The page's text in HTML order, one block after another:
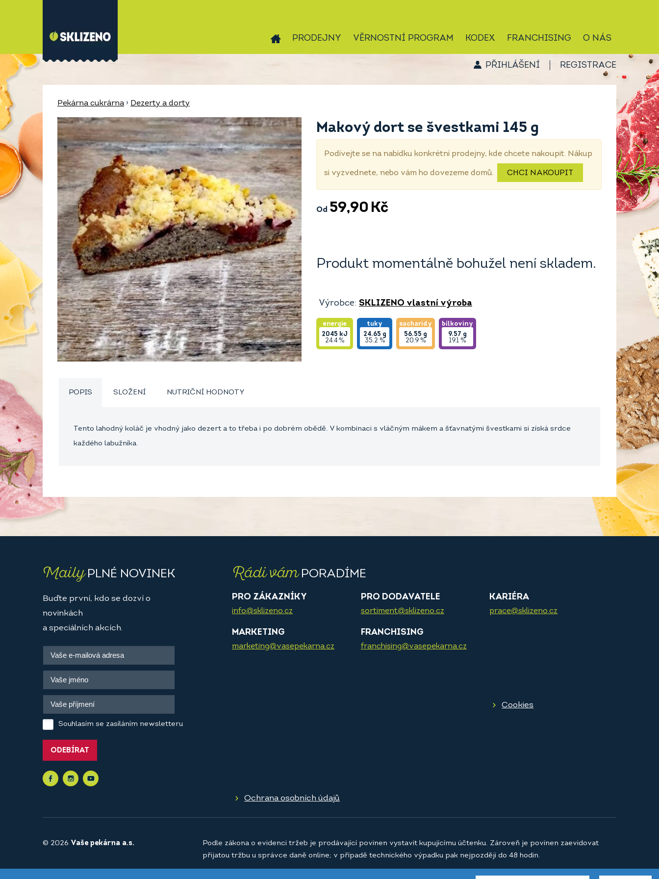
PRODEJNY VĚRNOSTNÍ PROGRAM KODEX FRANCHISING O NÁS
PŘIHLÁŠENÍ REGISTRACE
Pekárna cukrárna › Dezerty a dorty
Makový dort se švestkami 145 g
Podívejte se na nabídku konkrétní prodejny, kde chcete nakoupit. Nákup
si vyzvednete, nebo vám ho dovezeme domů. CHCI NAKOUPIT
Od 59,90 Kč
Produkt momentálně bohužel není skladem.
Výrobce: SKLIZENO vlastní výroba
energie
2045 kJ
24.4 %
tuky
24.65 g
35.2 %
sacharidy
56.55 g
20.9 %
bílkoviny
9.57 g
19.1 %
POPIS SLOŽENÍ NUTRIČNÍ HODNOTY
Tento lahodný koláč je vhodný jako dezert a to třeba i po dobrém obědě. V kombinaci s vláčným mákem a šťavnatými švestkami si získá srdce
každého labužníka.
MailyPLNÉ NOVINEK
Buďte první, kdo se dozví o
novinkách
a speciálních akcích.
Souhlasím se zasíláním newsletteru
ODEBÍRAT
Rádi vámPORADÍME
PRO ZÁKAZNÍKY
info@sklizeno.cz
PRO DODAVATELE
sortiment@sklizeno.cz
KARIÉRA
prace@sklizeno.cz
MARKETING
marketing@vasepekarna.cz
FRANCHISING
franchising@vasepekarna.cz
Cookies
Ochrana osobních údajů
© 2026 Vaše pekárna a.s.
Podle zákona o evidenci tržeb je prodávající povinen vystavit kupujícímu účtenku. Zároveň je povinen zaevidovat
přijatou tržbu u správce daně online; v případě technického výpadku pak nejpozději do 48 hodin.